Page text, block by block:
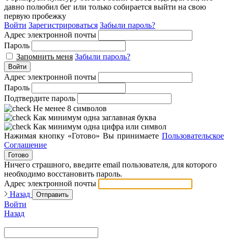
давно полюбил бег или только собирается выйти на свою
первую пробежку
Войти Зарегистрироваться Забыли пароль?
Адрес электронной почты
Пароль
Запомнить меня Забыли пароль?
Войти
Адрес электронной почты
Пароль
Подтвердите пароль
Не менее 8 символов
Как минимум одна заглавная буква
Как минимум одна цифра или символ
Нажимая кнопку «Готово» Вы принимаете Пользовательское
Соглашение
Готово
Ничего страшного, введите email пользователя, для которого
необходимо восстановить пароль.
Адрес электронной почты
Назад
Отправить
Войти
Назад